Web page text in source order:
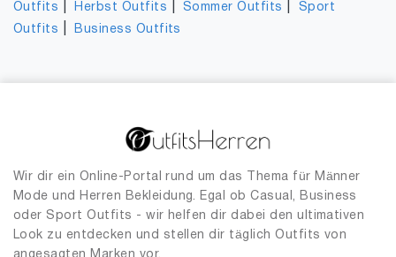
Outfits
Herbst Outfits Sommer Outfits
Sport
Outfits
Business Outfits
Wir dir ein Online-Portal rund um das Thema für Männer
Mode und Herren Bekleidung. Egal ob Casual, Business
oder Sport Outfits - wir helfen dir dabei den ultimativen
Look zu entdecken und stellen dir täglich Outfits von